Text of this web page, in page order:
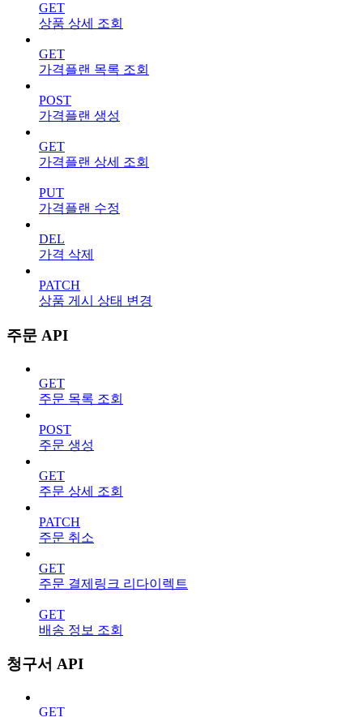
GET
상품 상세 조회
GET
가격플랜 목록 조회
POST
가격플랜 생성
GET
가격플랜 상세 조회
PUT
가격플랜 수정
DEL
가격 삭제
PATCH
상품 게시 상태 변경
주문 API
GET
주문 목록 조회
POST
주문 생성
GET
주문 상세 조회
PATCH
주문 취소
GET
주문 결제링크 리다이렉트
GET
배송 정보 조회
청구서 API
GET